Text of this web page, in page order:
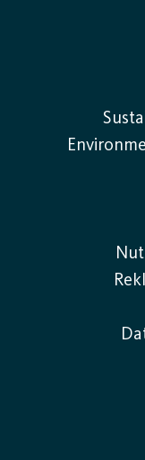
Lichtausbeute
große Flächen
und bieten in
Das macht sie zu
für großflächige
Lichtstärke
Gibt es
Ja, es gibt einige
benötigen oft
Lichtstärke
und enthalten in
richtige